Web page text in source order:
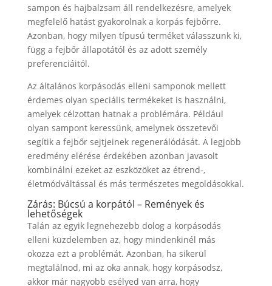
sampon és hajbalzsam áll rendelkezésre, amelyek
megfelelő hatást gyakorolnak a korpás fejbőrre.
Azonban, hogy milyen típusú terméket válasszunk ki,
függ a fejbőr állapotától és az adott személy
preferenciáitól.
Az általános korpásodás elleni samponok mellett
érdemes olyan speciális termékeket is használni,
amelyek célzottan hatnak a problémára. Például
olyan sampont keressünk, amelynek összetevői
segítik a fejbőr sejtjeinek regenerálódását. A legjobb
eredmény elérése érdekében azonban javasolt
kombinálni ezeket az eszközöket az étrend-,
életmódváltással és más természetes megoldásokkal.
Zárás: Búcsú a korpától – Remények és
lehetőségek
Talán az egyik legnehezebb dolog a korpásodás
elleni küzdelemben az, hogy mindenkinél más
okozza ezt a problémát. Azonban, ha sikerül
megtalálnod, mi az oka annak, hogy korpásodsz,
akkor már nagyobb esélyed van arra, hogy